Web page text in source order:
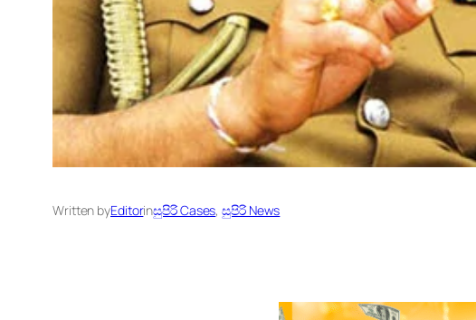
Written byEditorinසුපිරි Cases, සුපිරි News